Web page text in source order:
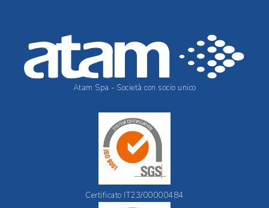
Atam Spa - Società con socio unico
Certificato IT23/00000484